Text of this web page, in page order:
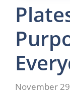
November